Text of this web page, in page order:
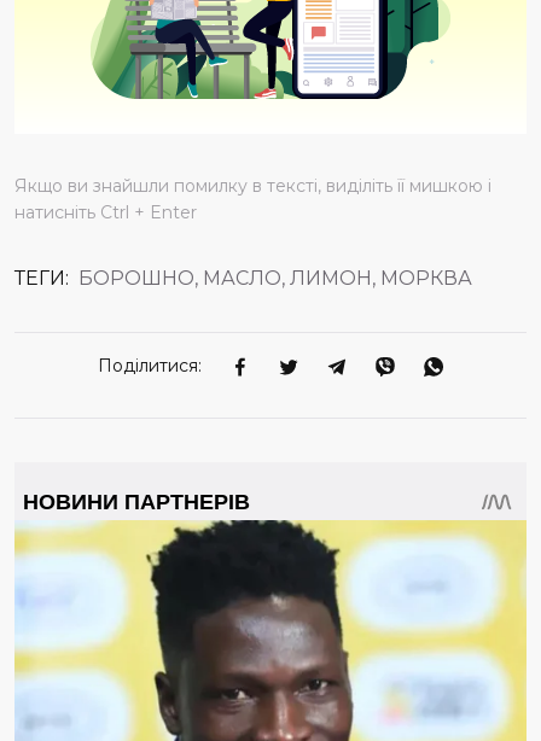
Якщо ви знайшли помилку в тексті, виділіть її мишкою і
натисніть Ctrl + Enter
ТЕГИ: БОРОШНО, МАСЛО, ЛИМОН, МОРКВА
Поділитися: